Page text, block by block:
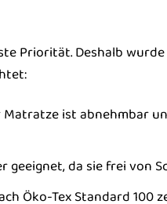
Priorität. Deshalb
ist abnehmbar
da sie frei von
Öko-Tex Standard 100